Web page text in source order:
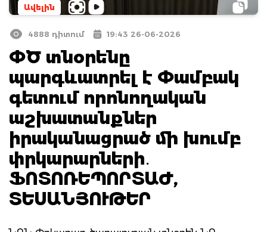
Ավելին
4888 դիտում 19:43 26-06-2026
ՓԾ տնօրենը
պարգևատրել է Փամբակ
գետում որոնողական
աշխատանքներ
իրականացրած մի խումբ
փրկարարների․
ՖՈՏՈՌԵՊՈՐՏԱԺ,
ՏԵՍԱՆՅՈՒԹԵՐ